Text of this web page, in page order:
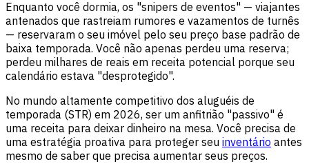
Enquanto você dormia, os "snipers de eventos" — viajantes
antenados que rastreiam rumores e vazamentos de turnês
— reservaram o seu imóvel pelo seu preço base padrão de
baixa temporada. Você não apenas perdeu uma reserva;
perdeu milhares de reais em receita potencial porque seu
calendário estava "desprotegido".
No mundo altamente competitivo dos aluguéis de
temporada (STR) em 2026, ser um anfitrião "passivo" é
uma receita para deixar dinheiro na mesa. Você precisa de
uma estratégia proativa para proteger seu inventário antes
mesmo de saber que precisa aumentar seus preços.